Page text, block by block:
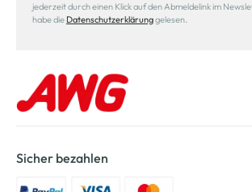
jederzeit durch einen Klick auf den Abmeldelink im
habe die Datenschutzerklärunggelesen.
Sicher bezahlen